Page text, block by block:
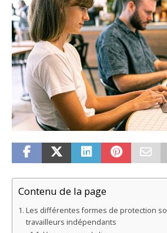
Contenu de la page
Les différentes formes de protection
travailleurs indépendants